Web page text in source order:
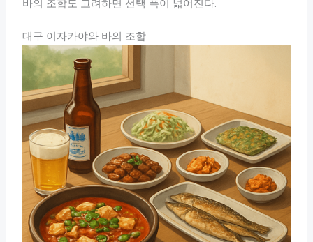
바의 조합도 고려하면 선택 폭이 넓어진다.
대구 이자카야와 바의 조합